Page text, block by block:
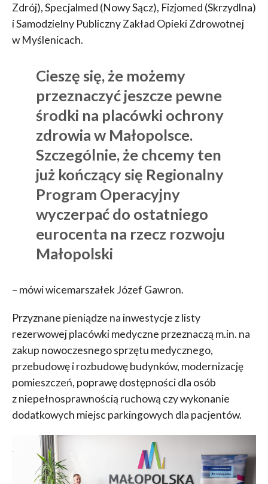
Zdrój), Specjalmed (Nowy Sącz), Fizjomed (Skrzydlna)
i Samodzielny Publiczny Zakład Opieki Zdrowotnej
w Myślenicach.
Cieszę się, że możemy
przeznaczyć jeszcze pewne
środki na placówki ochrony
zdrowia w Małopolsce.
Szczególnie, że chcemy ten
już kończący się Regionalny
Program Operacyjny
wyczerpać do ostatniego
eurocenta na rzecz rozwoju
Małopolski
– mówi wicemarszałek Józef Gawron.
Przyznane pieniądze na inwestycje z listy
rezerwowej placówki medyczne przeznaczą m.in. na
zakup nowoczesnego sprzętu medycznego,
przebudowę i rozbudowę budynków, modernizację
pomieszczeń, poprawę dostępności dla osób
z niepełnosprawnością ruchową czy wykonanie
dodatkowych miejsc parkingowych dla pacjentów.